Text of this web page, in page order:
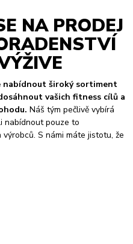
NA PRODEJ
nabídnout široký sortiment
vašich fitness cílů a
Náš tým pečlivě vybírá
nabídnout pouze to
S námi máte jistotu, že